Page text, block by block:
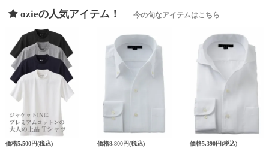
ozieの人気アイテム！ 今の旬なアイテムはこちら
価格5,500円(税込) 価格8,800円(税込) 価格5,390円(税込)